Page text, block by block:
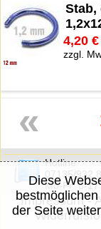
Stab,
4,20 €
zzgl.
«
Hotline
07135/932
Mo-Fr: 8-17
Impressum-
Diese
der Seite